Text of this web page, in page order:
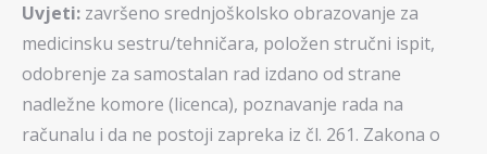
Uvjeti: završeno srednjoškolsko obrazovanje za
medicinsku sestru/tehničara, položen stručni ispit,
odobrenje za samostalan rad izdano od strane
nadležne komore (licenca), poznavanje rada na
računalu i da ne postoji zapreka iz čl. 261. Zakona o